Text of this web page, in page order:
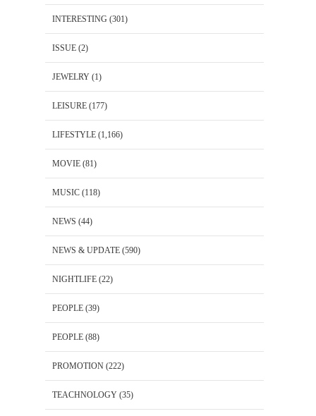
INTERESTING (301)
ISSUE (2)
JEWELRY (1)
LEISURE (177)
LIFESTYLE (1,166)
MOVIE (81)
MUSIC (118)
NEWS (44)
NEWS & UPDATE (590)
NIGHTLIFE (22)
PEOPLE (39)
PEOPLE (88)
PROMOTION (222)
TEACHNOLOGY (35)